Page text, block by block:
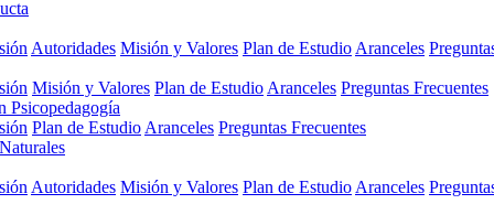
Autoridades Misión y Valores Plan de Estudio Aranceles
Misión y Valores Plan de Estudio Aranceles Preguntas Frecuentes
Psicopedagogía
Plan de Estudio Aranceles Preguntas Frecuentes
Autoridades Misión y Valores Plan de Estudio Aranceles